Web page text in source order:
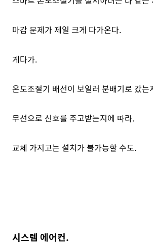
마감 문제가 제일 크게 다가온다.
게다가.
온도조절기 배선이 보일러 분배기로 갔는
무선으로 신호를 주고받는지에 따라.
교체 가지고는 설치가 불가능할 수도.
시스템 에어컨.